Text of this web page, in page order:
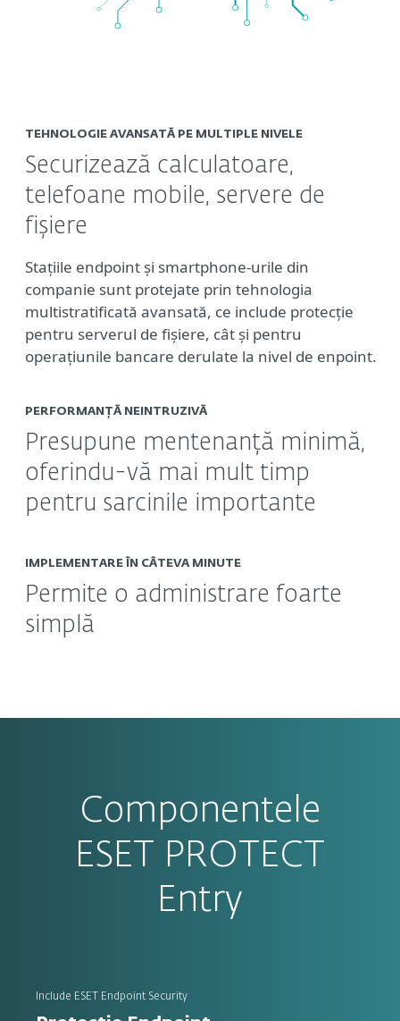
TEHNOLOGIE AVANSATĂ PE MULTIPLE NIVELE
Securizează calculatoare,
telefoane mobile, servere de
fișiere
Stațiile endpoint și smartphone-urile din
companie sunt protejate prin tehnologia
multistratificată avansată, ce include protecție
pentru serverul de fișiere, cât și pentru
operațiunile bancare derulate la nivel de enpoint.
PERFORMANȚĂ NEINTRUZIVĂ
Presupune mentenanță minimă,
oferindu-vă mai mult timp
pentru sarcinile importante
IMPLEMENTARE ÎN CÂTEVA MINUTE
Permite o administrare foarte
simplă
Componentele
ESET PROTECT
Entry
Include ESET Endpoint Security